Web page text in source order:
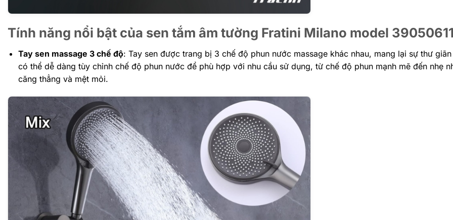
Tính năng nổi bật của sen tắm âm tường Fratini Milano model
Tay sen massage 3 chế độ: Tay sen được trang bị 3 chế độ phun nước massage khác nhau, mang lại sự thư
có thể dễ dàng tùy chỉnh chế độ phun nước để phù hợp với nhu cầu sử dụng, từ chế độ phun mạnh mẽ đến nhẹ
căng thẳng và mệt mỏi.